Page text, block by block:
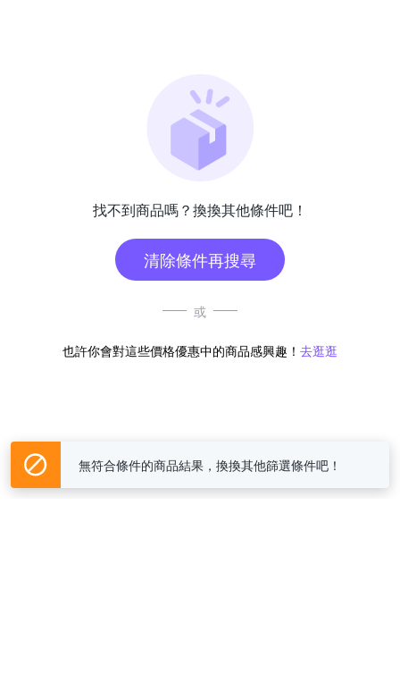
找不到商品嗎？換換其他條件吧！
清除條件再搜尋
或
也許你會對這些價格優惠中的商品感興趣！ 去逛逛
無符合條件的商品結果，換換其他篩選條件吧！